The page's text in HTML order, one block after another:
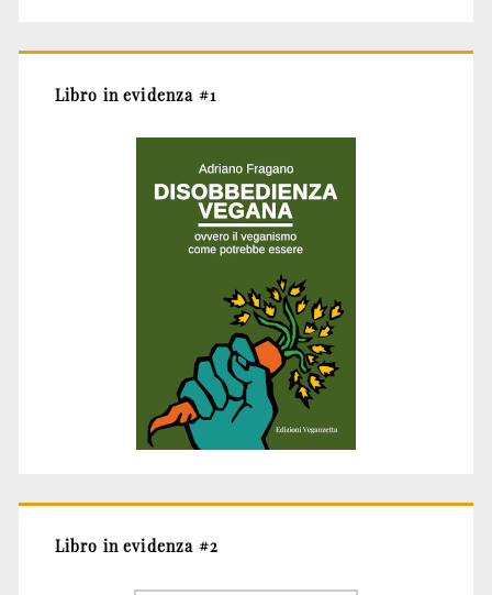
Libro in evidenza #1
Libro in evidenza #2